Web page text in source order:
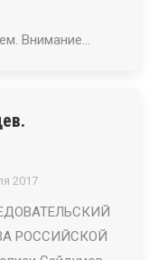
Внимание…
2017
РОССИЙСКОЙ